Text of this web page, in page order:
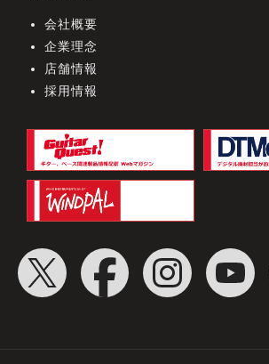
会社概要
企業理念
店舗情報
採用情報